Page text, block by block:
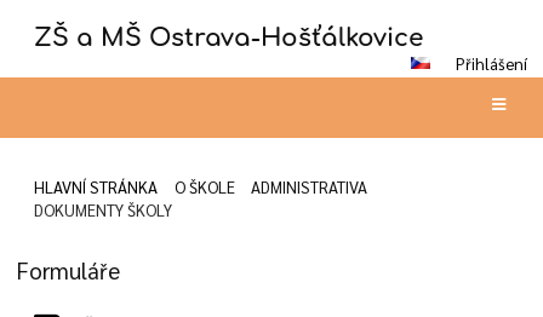
ZŠ a MŠ Ostrava-Hošťálkovice
Přihlášení
HLAVNÍ STRÁNKA O ŠKOLE
ADMINISTRATIVA
DOKUMENTY ŠKOLY
Dokumenty
Formuláře